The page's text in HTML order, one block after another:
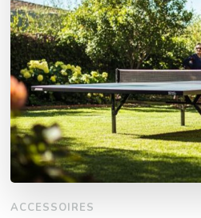
ACCESSOIRES